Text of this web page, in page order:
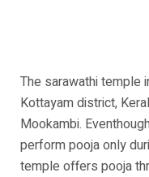
The sarawathi temple
Kottayam district,
Mookambi.
perform pooja only
temple offers pooja